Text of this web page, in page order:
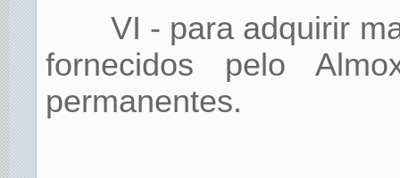
VI - para adquirir
fornecidos pelo
permanentes.